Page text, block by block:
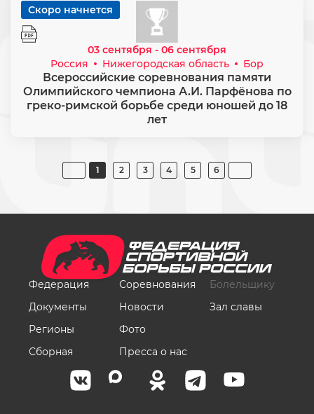
03 сентября - 06 сентября
Скоро начнется
Россия Нижегородская область Бор
Всероссийские соревнования памяти
Олимпийского чемпиона А.И. Парфёнова по
греко-римской борьбе среди юношей до 18
лет
1 2 3 4 5 6
Федерация
Документы
Регионы
Сборная
Соревнования
Новости
Фото
Пресса о нас
Болельщику
Зал славы